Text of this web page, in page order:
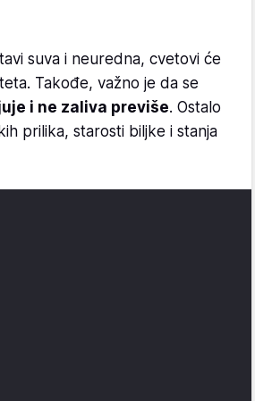
suva i neuredna, cvetovi će
Takođe, važno je da se
i ne zaliva previše. Ostalo
prilika, starosti biljke i stanja